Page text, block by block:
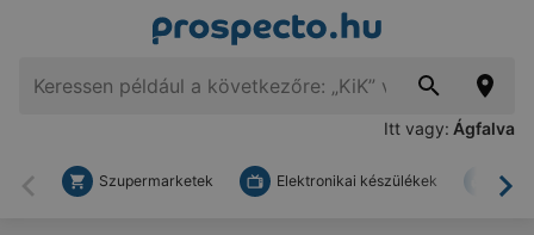
Itt vagy: Ágfalva
Vissza
Szupermarketek Elektronikai készülékek